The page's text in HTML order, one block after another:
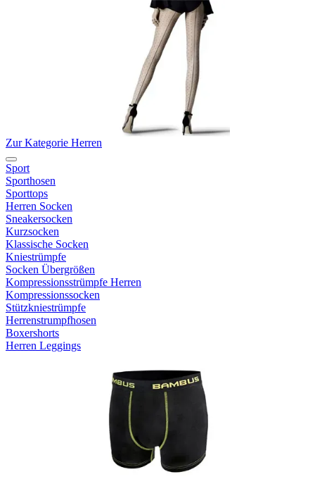
Zur Kategorie Herren
Sport
Sporthosen
Sporttops
Herren Socken
Sneakersocken
Kurzsocken
Klassische Socken
Kniestrümpfe
Socken Übergrößen
Kompressionsstrümpfe Herren
Kompressionssocken
Stützkniestrümpfe
Herrenstrumpfhosen
Boxershorts
Herren Leggings